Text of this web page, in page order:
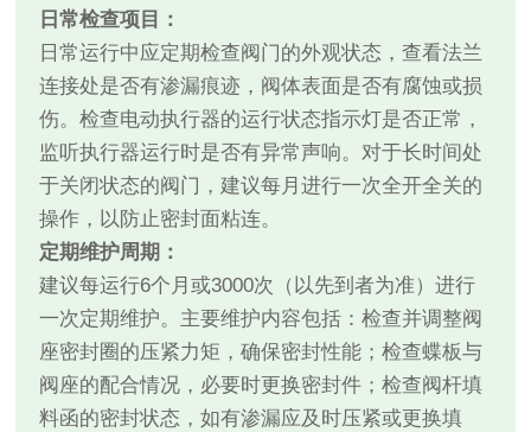
日常检查项目：
日常运行中应定期检查阀门的外观状态，查看法兰
连接处是否有渗漏痕迹，阀体表面是否有腐蚀或损
伤。检查电动执行器的运行状态指示灯是否正常，
监听执行器运行时是否有异常声响。对于长时间处
于关闭状态的阀门，建议每月进行一次全开全关的
操作，以防止密封面粘连。
定期维护周期：
建议每运行6个月或3000次（以先到者为准）进行
一次定期维护。主要维护内容包括：检查并调整阀
座密封圈的压紧力矩，确保密封性能；检查蝶板与
阀座的配合情况，必要时更换密封件；检查阀杆填
料函的密封状态，如有渗漏应及时压紧或更换填